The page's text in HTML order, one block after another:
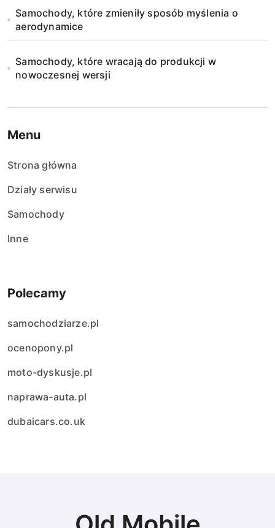
Samochody, które zmieniły sposób myślenia o
aerodynamice
Samochody, które wracają do produkcji w
nowoczesnej wersji
Menu
Strona główna
Działy serwisu
Samochody
Inne
Polecamy
samochodziarze.pl
ocenopony.pl
moto-dyskusje.pl
naprawa-auta.pl
dubaicars.co.uk